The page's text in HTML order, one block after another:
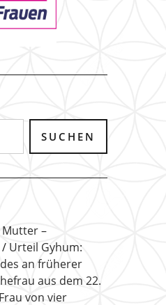
–
Urteil Gyhum:
an früherer
aus dem 22.
von vier